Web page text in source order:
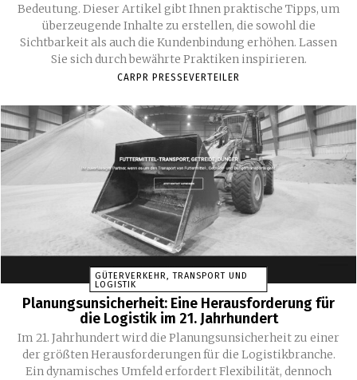
Bedeutung. Dieser Artikel gibt Ihnen praktische Tipps, um
überzeugende Inhalte zu erstellen, die sowohl die
Sichtbarkeit als auch die Kundenbindung erhöhen. Lassen
Sie sich durch bewährte Praktiken inspirieren.
CARPR PRESSEVERTEILER
GÜTERVERKEHR, TRANSPORT UND
LOGISTIK
Planungsunsicherheit: Eine Herausforderung für
die Logistik im 21. Jahrhundert
Im 21. Jahrhundert wird die Planungsunsicherheit zu einer
der größten Herausforderungen für die Logistikbranche.
Ein dynamisches Umfeld erfordert Flexibilität, dennoch